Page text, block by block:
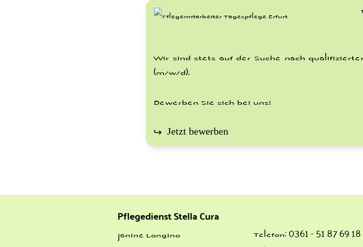
Wir sind stets auf der Suche nach
(m/w/d).
Bewerben Sie sich bei uns!
Jetzt bewerben
Pflegedienst Stella Cura
Janine Longino
Telefon:0361 - 51 87 69 18